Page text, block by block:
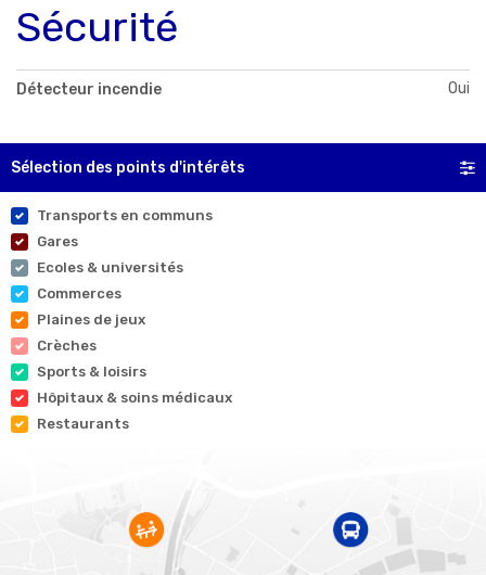
Sécurité
Détecteur incendie Oui
Sélection des points d'intérêts
Transports en communs
Gares
Ecoles & universités
Commerces
Plaines de jeux
Crèches
Sports & loisirs
Hôpitaux & soins médicaux
Restaurants